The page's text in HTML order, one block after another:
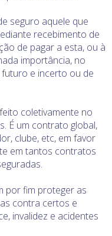
seguro aquele que
recebimento de
de pagar a esta, ou à
importância, no
e incerto ou de
coletivamente no
É um contrato global,
clube, etc, em favor
em tantos contratos
por fim proteger as
contra certos e
invalidez e acidentes